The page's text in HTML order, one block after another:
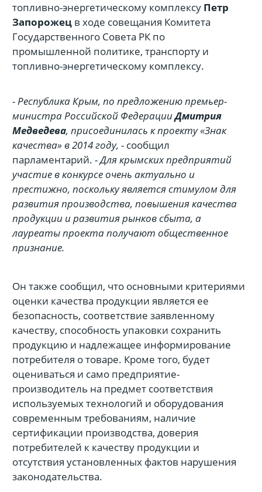
топливно-энергетическому комплексу Петр
Запорожец в ходе совещания Комитета
Государственного Совета РК по
промышленной политике, транспорту и
топливно-энергетическому комплексу.
- Республика Крым, по предложению премьер-
министра Российской ФедерацииДмитрия
Медведева, присоединилась к проекту «Знак
качества» в 2014 году, - сообщил
парламентарий. - Для крымских предприятий
участие в конкурсе очень актуально и
престижно, поскольку является стимулом для
развития производства, повышения качества
продукции и развития рынков сбыта, а
лауреаты проекта получают общественное
признание.
Он также сообщил, что основными критериями
оценки качества продукции является ее
безопасность, соответствие заявленному
качеству, способность упаковки сохранить
продукцию и надлежащее информирование
потребителя о товаре. Кроме того, будет
оцениваться и само предприятие-
производитель на предмет соответствия
используемых технологий и оборудования
современным требованиям, наличие
сертификации производства, доверия
потребителей к качеству продукции и
отсутствия установленных фактов нарушения
законодательства.